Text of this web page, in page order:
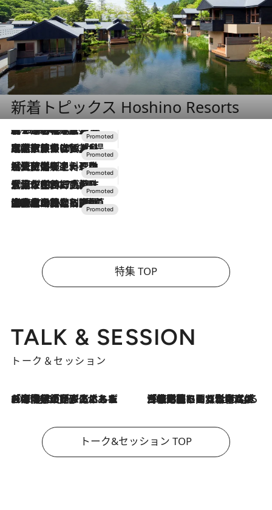
新着トピックス Hoshino Resorts
2026.8.7
【トンボの足水浴】ヒノキの香りに包まれて涼感マックス！約13℃の湧水かけ流しを避暑地「星野温泉 トンボの湯」で体験
2026.7.31
【ホテル帰省】という選択肢をOMOが提案。家族とほどよい距離を保つには「昼は実家、夜は気兼ねなくホテルで！」
2026.7.24
【夏限定ディナーコース】旬を迎える稚鮎や花ズッキーニなどをイタリア・トスカーナの郷土料理の手法で満喫！
2026.7.17
「土佐和ハーブかき氷」がOMO7高知に登場！生姜、山椒、大葉など目にも舌にも涼を呼ぶ郷土の味
2026.7.10
NEW OPEN！【界 草津】名湯の地に誕生。趣の異なる2種の温泉と上州ならではの会席・蕎麦割烹など美食を味わう究極の癒やし旅
特集 TOP
TALK & SESSION
トーク＆セッション
2026.8.3
「今後値上げがあるとすれば…」「リスクがあるのは今年の冬」エネルギー専門家が語る、ホルムズ海峡封鎖が家庭にもたらす“ある心配” 2026.8.3
「住宅建てられない…」「サーチャージ料の高値が続いている」ホルムズ海峡封鎖による影響はいつまで続く？《エネルギー専門家に聞く“どうなる日本の暮らし”》
トーク&セッション TOP